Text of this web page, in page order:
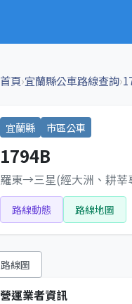
首頁›宜蘭縣公車路線查詢›
宜蘭縣 市區公車
1794B
羅東→三星(經大洲、耕莘
路線動態 路線地圖
路線圖
營運業者資訊